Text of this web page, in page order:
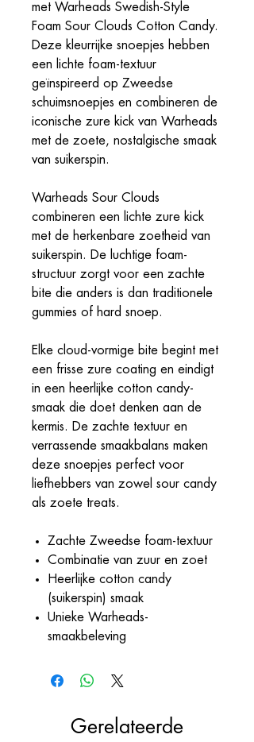
met Warheads Swedish-Style
Foam Sour Clouds Cotton Candy.
Deze kleurrijke snoepjes hebben
een lichte foam-textuur
geïnspireerd op Zweedse
schuimsnoepjes en combineren de
iconische zure kick van Warheads
met de zoete, nostalgische smaak
van suikerspin.
Warheads Sour Clouds
combineren een lichte zure kick
met de herkenbare zoetheid van
suikerspin. De luchtige foam-
structuur zorgt voor een zachte
bite die anders is dan traditionele
gummies of hard snoep.
Elke cloud-vormige bite begint met
een frisse zure coating en eindigt
in een heerlijke cotton candy-
smaak die doet denken aan de
kermis. De zachte textuur en
verrassende smaakbalans maken
deze snoepjes perfect voor
liefhebbers van zowel sour candy
als zoete treats.
Zachte Zweedse foam-textuur
Combinatie van zuur en zoet
Heerlijke cotton candy
(suikerspin) smaak
Unieke Warheads-
smaakbeleving
Gerelateerde